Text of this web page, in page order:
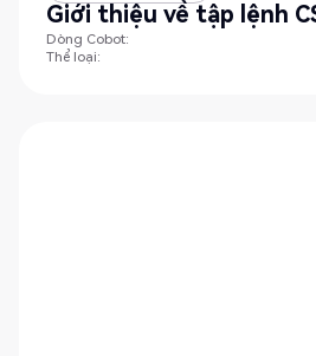
Giới thiệu về tập lệnh
Dòng Cobot:
Thể loại: